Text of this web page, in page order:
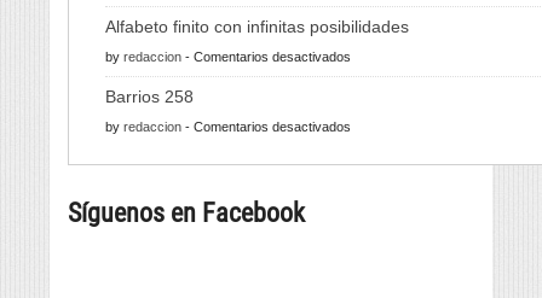
610
Alfabeto finito con infinitas posibilidades
by redaccion - Comentarios desactivados
Alfabeto
infinitas
Barrios 258
by redaccion - Comentarios desactivados
Síguenos en Facebook